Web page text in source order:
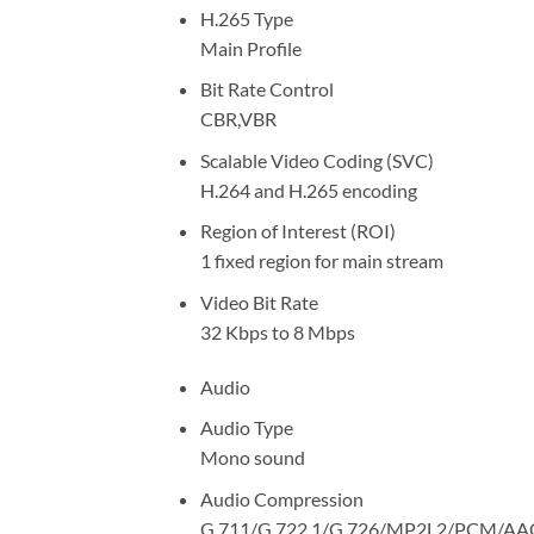
H.265 Type
Main Profile
Bit Rate Control
CBR,VBR
Scalable Video Coding (SVC)
H.264 and H.265 encoding
Region of Interest (ROI)
1 fixed region for main stream
Video Bit Rate
32 Kbps to 8 Mbps
Audio
Audio Type
Mono sound
Audio Compression
G.711/G.722.1/G.726/MP2L2/PCM/